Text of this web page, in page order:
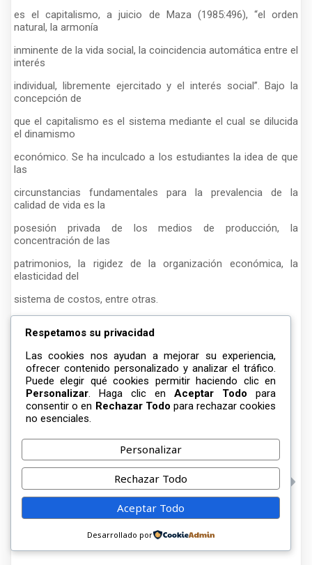
es el capitalismo, a juicio de Maza (1985:496), “el orden
natural, la armonía
inminente de la vida social, la coincidencia automática entre el
interés
individual, libremente ejercitado y el interés social”. Bajo la
concepción de
que el capitalismo es el sistema mediante el cual se dilucida
el dinamismo
económico. Se ha inculcado a los estudiantes la idea de que
las
circunstancias fundamentales para la prevalencia de la
calidad de vida es la
posesión privada de los medios de producción, la
concentración de las
patrimonios, la rigidez de la organización económica, la
elasticidad del
sistema de costos, entre otras.
Share on Facebook Share on Twitter
Previous
FINANCIERA
PLANTA PILOTO DE
ALIMENTO U.P.T.P
LUIS MARIANO
Next
LA PRODUCCIÓN Y
EL MERCADEO
Respetamos su privacidad
Las cookies nos ayudan a mejorar su experiencia,
ofrecer contenido personalizado y analizar el tráfico.
Puede elegir qué cookies permitir haciendo clic en
Personalizar. Haga clic enAceptar Todo para
consentir o en Rechazar Todo para rechazar cookies
no esenciales.
Personalizar
Rechazar Todo
Aceptar Todo
Desarrollado por